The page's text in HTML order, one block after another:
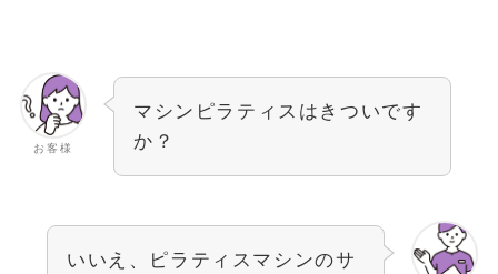
お客様
マシンピラティスはきついです
か？
いいえ、ピラティスマシンのサ